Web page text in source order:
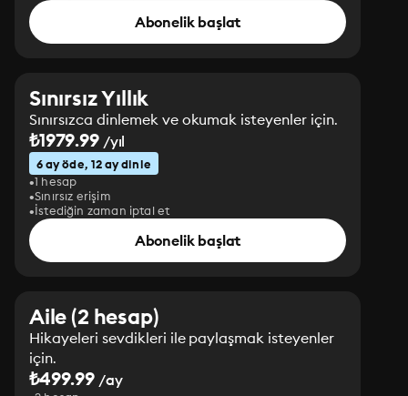
Abonelik başlat
Sınırsız Yıllık
Sınırsızca dinlemek ve okumak isteyenler için.
₺1979.99/yıl
6 ay öde, 12 ay dinle
1 hesap
Sınırsız erişim
İstediğin zaman iptal et
Abonelik başlat
Aile (2 hesap)
Hikayeleri sevdikleri ile paylaşmak isteyenler
için.
₺499.99 /ay